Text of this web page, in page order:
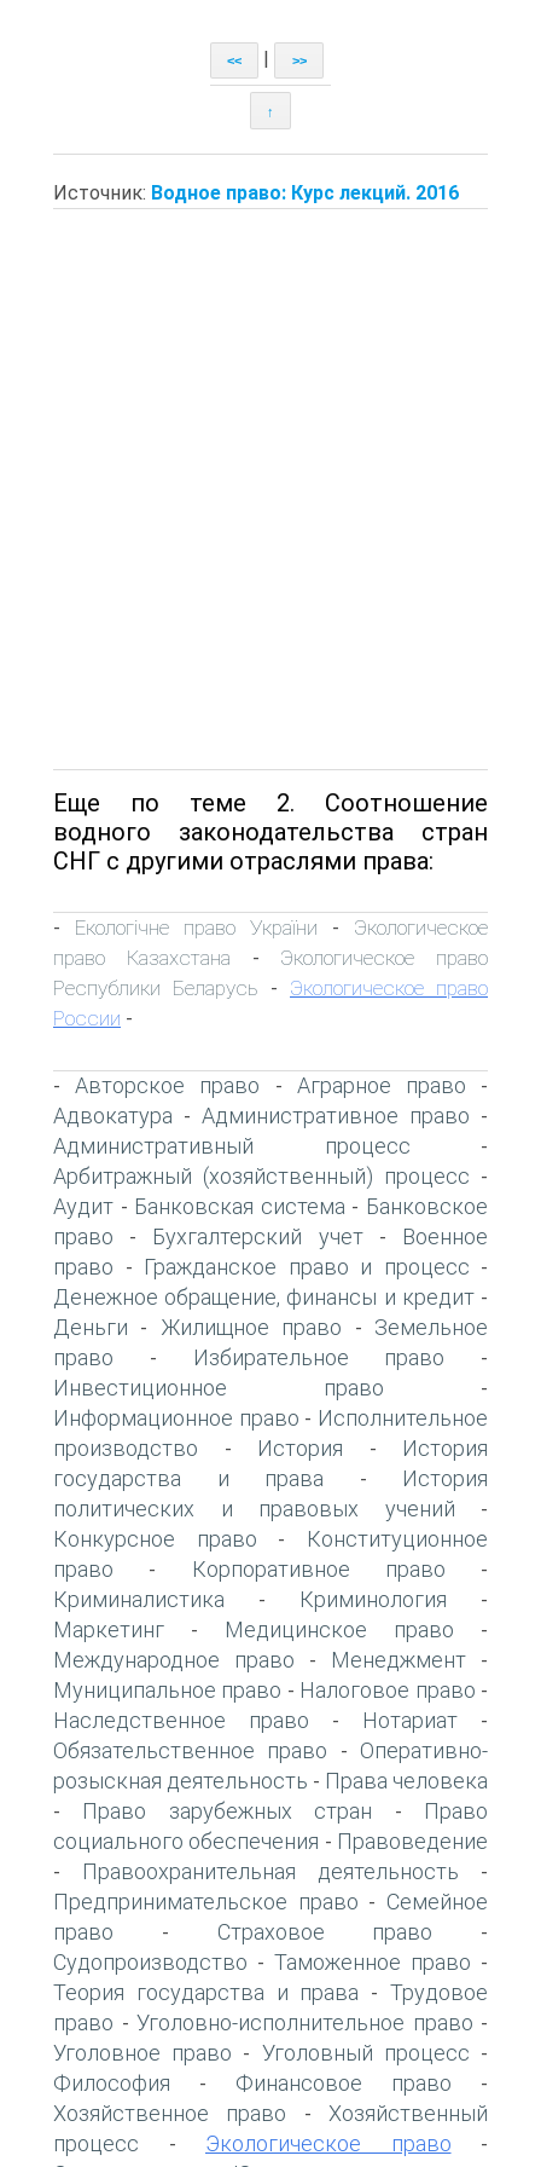
<< >>
↑
Источник: Водное право: Курс лекций. 2016
Еще по теме 2. Соотношение
водного законодательства стран
СНГ с другими отраслями права:
- Екологічне право України - Экологическое
право Казахстана - Экологическое право
Республики Беларусь - Экологическое право
России -
-Авторское право - Аграрное право -
Адвокатура - Административное право -
Административный процесс -
Арбитражный (хозяйственный) процесс -
Аудит - Банковская система - Банковское
право - Бухгалтерский учет-
Военное
право - Гражданское право и процесс -
Денежное обращение, финансы и кредит-
Деньги - Жилищное право - Земельное
право - Избирательное право -
Инвестиционное право -
Информационное право - Исполнительное
производство - История -
История
государства и права -
История
политических и правовых учений -
Конкурсное право -
Конституционное
право - Корпоративное право -
Криминалистика - Криминология -
Маркетинг - Медицинское право -
Международное право - Менеджмент -
Муниципальное право - Налоговое право -
Наследственное право - Нотариат -
Обязательственное право - Оперативно-
розыскная деятельность - Права человека
- Право зарубежных стран -
Право
социального обеспечения - Правоведение
- Правоохранительная деятельность -
Предпринимательское право - Семейное
право - Страховое право -
Судопроизводство - Таможенное право -
Теория государства и права -Трудовое
право - Уголовно-исполнительное право -
Уголовное право - Уголовный процесс -
Философия - Финансовое право -
Хозяйственное право - Хозяйственный
процесс - Экологическое право -